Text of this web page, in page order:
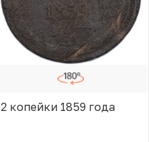
2 копейки 1859 года